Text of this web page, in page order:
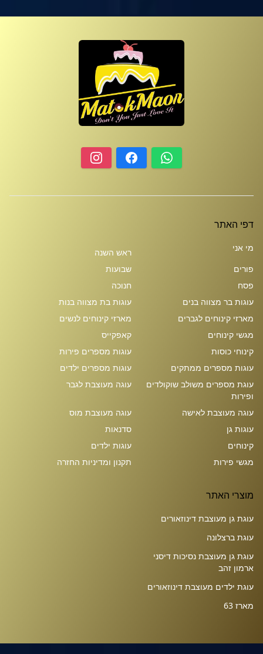
דפי האתר
מי אני
ראש השנה
פורים
שבועות
פסח
חנוכה
עוגות בר מצווה בנים
עוגות בת מצווה בנות
מארזי קינוחים לגברים
מארזי קינוחים לנשים
מגשי קינוחים
קאפקייס
קינוחי כוסות
עוגות מספרים פירות
עוגות מספרים ממתקים
עוגות מספרים ילדים
עוגת מספרים משולב שוקולדים
ופירות
עוגה מעוצבת לגבר
עוגה מעוצבת לאישה
עוגה מעוצבת מוס
עוגות גן
סדנאות
קינוחים
עוגות ילדים
מגשי פירות
תקנון ומדיניות החזרה
מוצרי האתר
עוגת גן מעוצבת דינוזאורים
עוגת ברצלונה
עוגת גן מעוצבת נסיכות דיסני
ארמון זהב
עוגת ילדים מעוצבת דינוזאורים
מארז 63